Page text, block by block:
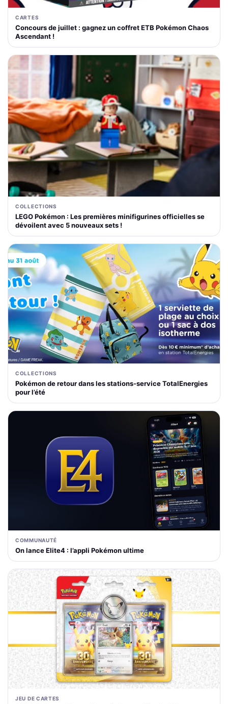
CARTES
Concours de juillet : gagnez un coffret ETB Pokémon Chaos
Ascendant !
COLLECTIONS
LEGO Pokémon : Les premières minifigurines officielles se
dévoilent avec 5 nouveaux sets !
COLLECTIONS
Pokémon de retour dans les stations-service TotalEnergies
pour l’été
COMMUNAUTÉ
On lance Elite4 : l’appli Pokémon ultime
JEU DE CARTES